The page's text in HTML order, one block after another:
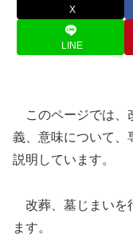
X
LINE
このページでは、
義、意味について、
説明しています。
改葬、墓じまいを
ます。